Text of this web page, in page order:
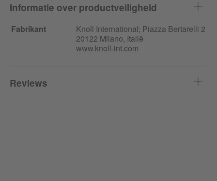
Informatie over productveiligheid
Fabrikant Knoll International; Piazza Bertarelli 2
20122 Milano, Italië
www.knoll-int.com
Reviews